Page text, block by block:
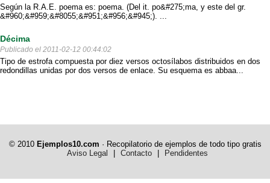
Según la R.A.E. poema es: poema. (Del it. po&#275;ma, y este del gr.
&#960;&#959;&#8055;&#951;&#956;&#945;). ...
Décima
Publicado el 2011-02-12 00:44:02
Tipo de estrofa compuesta por diez versos octosílabos distribuidos en dos
redondillas unidas por dos versos de enlace. Su esquema es abbaa...
© 2010 Ejemplos10.com · Recopilatorio de ejemplos de todo tipo gratis
Aviso Legal
| Contacto | Pendidentes